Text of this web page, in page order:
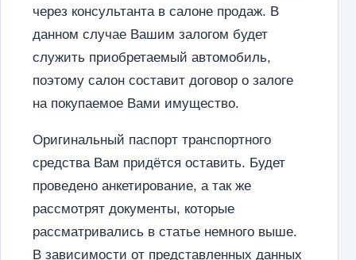
через консультанта в салоне продаж. В
данном случае Вашим залогом будет
служить приобретаемый автомобиль,
поэтому салон составит договор о залоге
на покупаемое Вами имущество.
Оригинальный паспорт транспортного
средства Вам придётся оставить. Будет
проведено анкетирование, а так же
рассмотрят документы, которые
рассматривались в статье немного выше.
В зависимости от представленных данных